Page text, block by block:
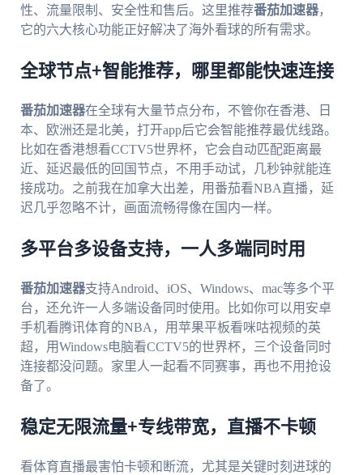
性、流量限制、安全性和售后。这里推荐番茄加速器，
它的六大核心功能正好解决了海外看球的所有需求。
全球节点+智能推荐，哪里都能快速连接
番茄加速器在全球有大量节点分布，不管你在香港、日
本、欧洲还是北美，打开app后它会智能推荐最优线路。
比如在香港想看CCTV5世界杯，它会自动匹配距离最
近、延迟最低的回国节点，不用手动试，几秒钟就能连
接成功。之前我在加拿大出差，用番茄看NBA直播，延
迟几乎忽略不计，画面流畅得像在国内一样。
多平台多设备支持，一人多端同时用
番茄加速器支持Android、iOS、Windows、mac等多个平
台，还允许一人多端设备同时使用。比如你可以用安卓
手机看腾讯体育的NBA，用苹果平板看咪咕视频的英
超，用Windows电脑看CCTV5的世界杯，三个设备同时
连接都没问题。家里人一起看不同赛事，再也不用抢设
备了。
稳定无限流量+专线带宽，直播不卡顿
看体育直播最害怕卡顿和断流，尤其是关键时刻进球的